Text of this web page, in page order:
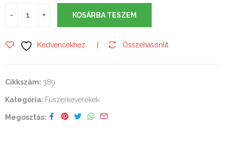
KOSÁRBA TESZEM
Kedvencekhez Összehasonlít
Cikkszám: 389
Kategória: Fűszerkeverékek
Megosztás